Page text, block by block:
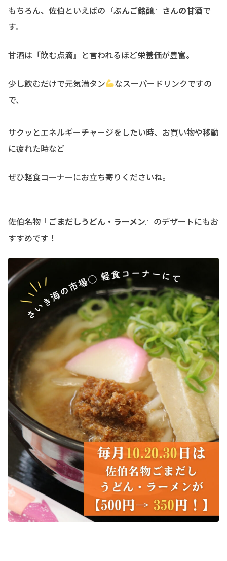
もちろん、佐伯といえばの 『ぶんご銘醸』さんの甘酒で
す。
甘酒は「飲む点滴』と言われるほど栄養価が豊富。
少し飲むだけで元気満タン
なスーパードリンクですの
で、
サクッとエネルギーチャージをしたい時、お買い物や移動
に疲れた時など
ぜひ軽食コーナーにお立ち寄りくださいね。
佐伯名物 『ごまだしうどん・ラーメン』 のデザートにもお
すすめです！